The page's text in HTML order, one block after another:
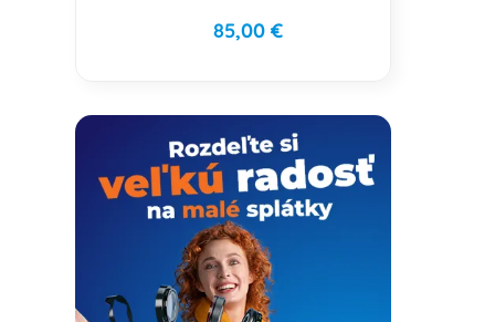
85,00 €